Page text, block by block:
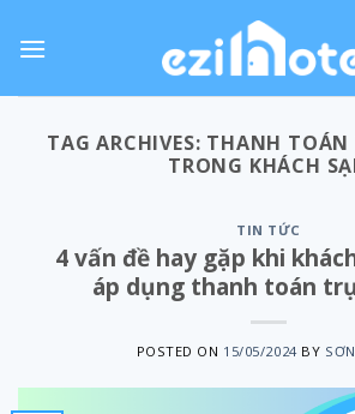
TAG ARCHIVES: THANH TOÁN
TRONG KHÁCH
TIN TỨC
4 vấn đề hay gặp khi
áp dụng thanh toán
POSTED ON 15/05/2024BY